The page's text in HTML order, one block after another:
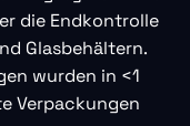
die Endkontrolle
Glasbehältern.
wurden in <1
Verpackungen